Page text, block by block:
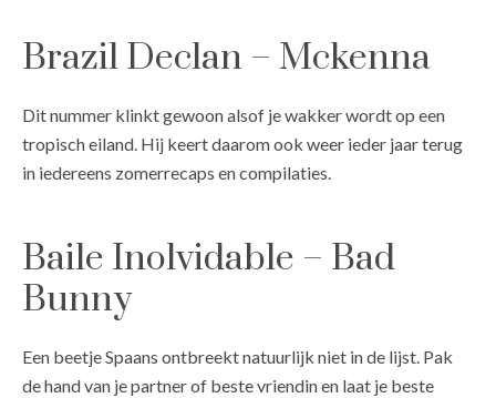
Brazil Declan – Mckenna
Dit nummer klinkt gewoon alsof je wakker wordt op een
tropisch eiland. Hij keert daarom ook weer ieder jaar terug
in iedereens zomerrecaps en compilaties.
Baile Inolvidable – Bad
Bunny
Een beetje Spaans ontbreekt natuurlijk niet in de lijst. Pak
de hand van je partner of beste vriendin en laat je beste